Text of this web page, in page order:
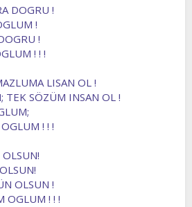
DOGRU !
!
!
! ! !
LISAN OL !
TEK SÖZÜM INSAN OL !
! ! !
OLSUN !
OGLUM ! ! !